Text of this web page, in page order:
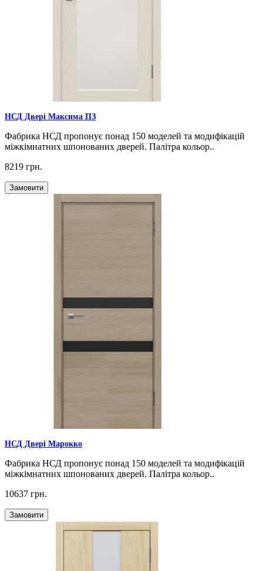
НСД Двері Максима ПЗ
Фабрика НСД пропонує понад 150 моделей та модифікацій
міжкімнатних шпонованих дверей. Палітра кольор..
8219 грн.
Замовити
НСД Двері Марокко
Фабрика НСД пропонує понад 150 моделей та модифікацій
міжкімнатних шпонованих дверей. Палітра кольор..
10637 грн.
Замовити